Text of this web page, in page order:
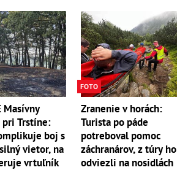
Masívny
pri Trstíne:
boj s
vietor, na
vrtuľník
FOTO
Zranenie v horách:
Turista po páde
potreboval pomoc
záchranárov, z túry ho
odviezli na nosidlách